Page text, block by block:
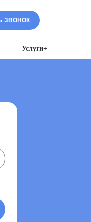
ЗВОНОК
Услуги+